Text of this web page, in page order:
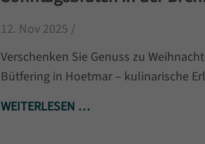
12. Nov 2025 /
Verschenken Sie Genuss zu
Bütfering in Hoetmar – kulinarische
WEITERLESEN …